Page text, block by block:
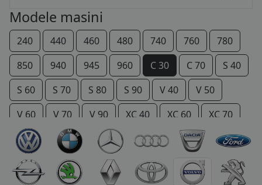
MARCA AUTO
BLOG
B2B - COLABORARE COMPANII
CONT
CONTACT
COS ( 0 PRODUSE)
Modele masini
240 440 460 480 740 760
780
850
940 945 960 C 30 C 70
S 40
S 60
S 70 S 80 S 90 V 40
V 50
V 60
V 70 V 90 XC 40 XC 60
XC 70
XC 90